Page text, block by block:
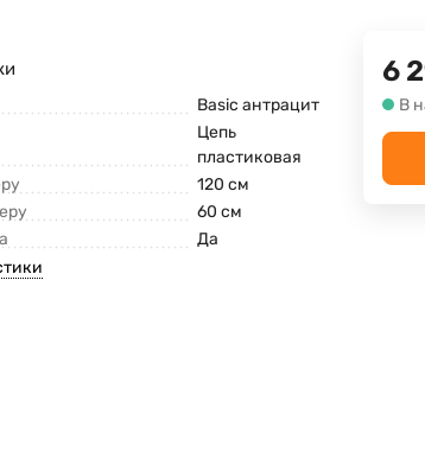
Basic антрацит
Цепь
пластиковая
120 см
60 см
Да
6
В